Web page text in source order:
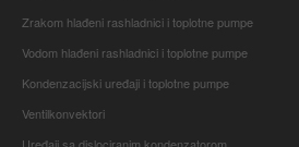
Zrakom hlađeni rashladnici i toplotne pumpe
Vodom hlađeni rashladnici i toplotne pumpe
Kondenzacijski uređaji i toplotne pumpe
Ventilkonvektori
Uređaji sa dislociranim kondenzatorom